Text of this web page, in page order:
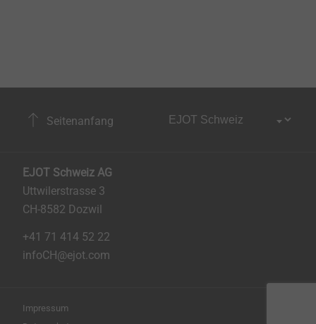
Seitenanfang
EJOT Schweiz AG
Uttwilerstrasse 3
CH-8582 Dozwil
+41 71 414 52 22
infoCH@ejot.com
Impressum